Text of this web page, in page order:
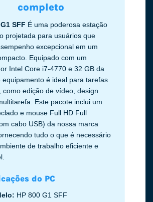
completo
SFF É uma poderosa estação
projetada para usuários que
excepcional em um
Equipado com um
Intel Core i7-4770 e 32 GB da
equipamento é ideal para tarefas
como edição de vídeo, design
Este pacote inclui um
e mouse Full HD Full
cabo USB) da nossa marca
tudo o que é necessário
de trabalho eficiente e
do PC
HP 800 G1 SFF